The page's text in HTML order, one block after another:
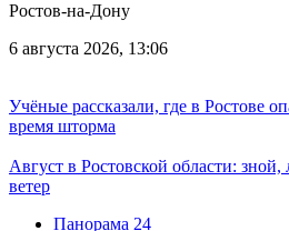
Ростов-на-Дону
6 августа 2026, 13:06
Учёные рассказали, где в Ростове
время шторма
Август в Ростовской области:
ветер
Панорама 24